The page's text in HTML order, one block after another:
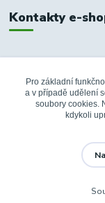
Kontakty e-
+420 326 748 155
Pro základní
a v případě udělení
soubory cookies.
kdykoli